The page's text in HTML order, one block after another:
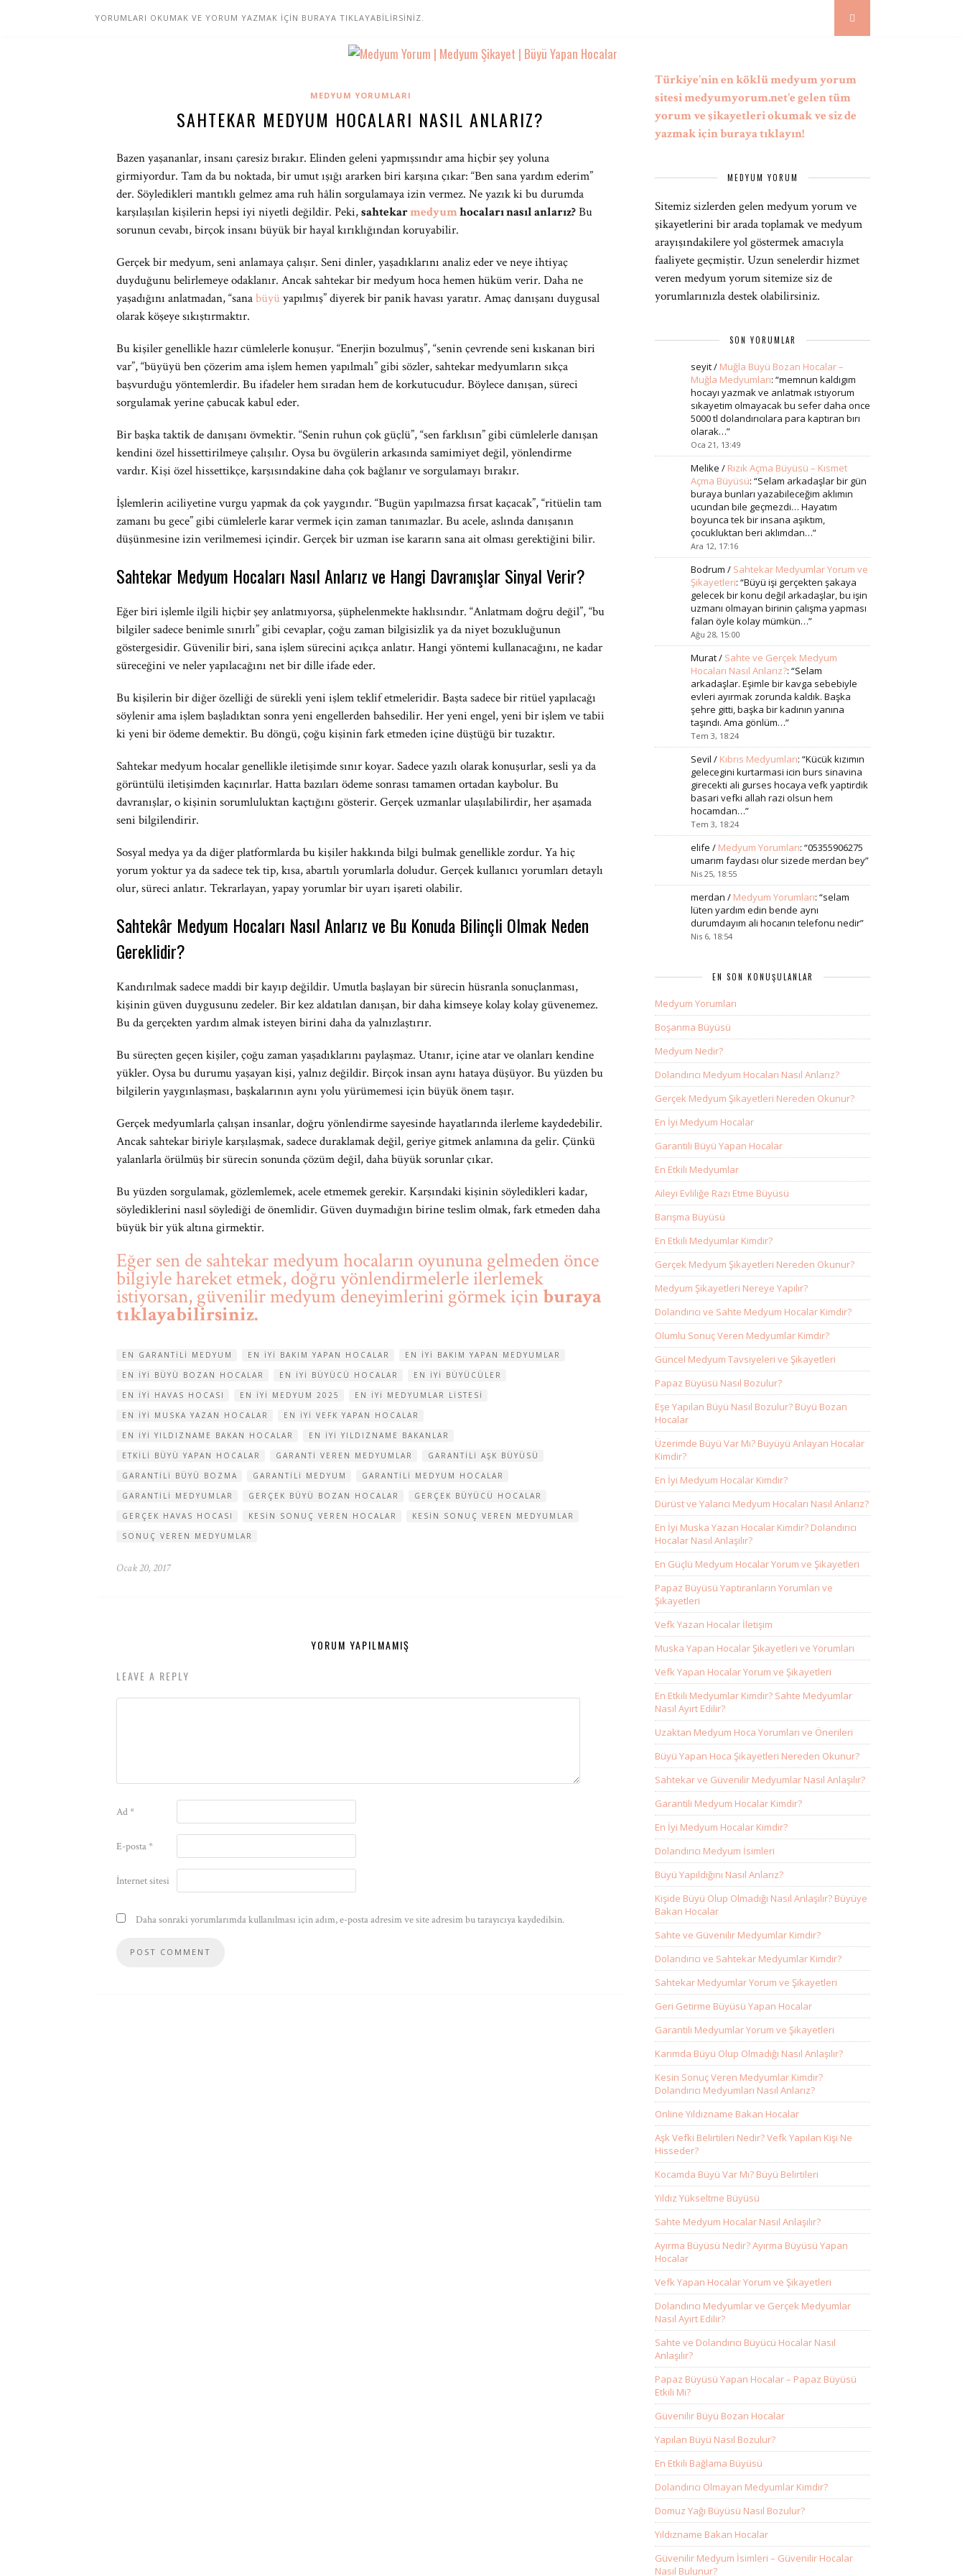
YORUMLARI OKUMAK VE YORUM YAZMAK İÇİN BURAYA TIKLAYABİLİRSİNİZ.
MEDYUM YORUMLARI
SAHTEKAR MEDYUM HOCALARI NASIL ANLARIZ?
Bazen yaşananlar, insanı çaresiz bırakır. Elinden geleni yapmışsındır ama hiçbir şey yoluna
girmiyordur. Tam da bu noktada, bir umut ışığı ararken biri karşına çıkar: “Ben sana yardım ederim”
der. Söyledikleri mantıklı gelmez ama ruh hâlin sorgulamaya izin vermez. Ne yazık ki bu durumda
karşılaşılan kişilerin hepsi iyi niyetli değildir. Peki,sahtekarmedyumhocaları nasıl anlarız?Bu
sorunun cevabı, birçok insanı büyük bir hayal kırıklığından koruyabilir.
Gerçek bir medyum, seni anlamaya çalışır. Seni dinler, yaşadıklarını analiz eder ve neye ihtiyaç
duyduğunu belirlemeye odaklanır. Ancak sahtekar bir medyum hoca hemen hüküm verir. Daha ne
yaşadığını anlatmadan, “sanabüyü yapılmış” diyerek bir panik havası yaratır. Amaç danışanı duygusal
olarak köşeye sıkıştırmaktır.
Bu kişiler genellikle hazır cümlelerle konuşur. “Enerjin bozulmuş”, “senin çevrende seni kıskanan biri
var”, “büyüyü ben çözerim ama işlem hemen yapılmalı” gibi sözler, sahtekar medyumların sıkça
başvurduğu yöntemlerdir. Bu ifadeler hem sıradan hem de korkutucudur. Böylece danışan, süreci
sorgulamak yerine çabucak kabul eder.
Bir başka taktik de danışanı övmektir. “Senin ruhun çok güçlü”, “sen farklısın” gibi cümlelerle danışan
kendini özel hissettirilmeye çalışılır. Oysa bu övgülerin arkasında samimiyet değil, yönlendirme
vardır. Kişi özel hissettikçe, karşısındakine daha çok bağlanır ve sorgulamayı bırakır.
İşlemlerin aciliyetine vurgu yapmak da çok yaygındır. “Bugün yapılmazsa fırsat kaçacak”, “ritüelin tam
zamanı bu gece” gibi cümlelerle karar vermek için zaman tanımazlar. Bu acele, aslında danışanın
düşünmesine izin verilmemesi içindir. Gerçek bir uzman ise kararın sana ait olması gerektiğini bilir.
Sahtekar Medyum Hocaları Nasıl Anlarız ve Hangi Davranışlar Sinyal Verir?
Eğer biri işlemle ilgili hiçbir şey anlatmıyorsa, şüphelenmekte haklısındır. “Anlatmam doğru değil”, “bu
bilgiler sadece benimle sınırlı” gibi cevaplar, çoğu zaman bilgisizlik ya da niyet bozukluğunun
göstergesidir. Güvenilir biri, sana işlem sürecini açıkça anlatır. Hangi yöntemi kullanacağını, ne kadar
süreceğini ve neler yapılacağını net bir dille ifade eder.
Bu kişilerin bir diğer özelliği de sürekli yeni işlem teklif etmeleridir. Başta sadece bir ritüel yapılacağı
söylenir ama işlem başladıktan sonra yeni engellerden bahsedilir. Her yeni engel, yeni bir işlem ve tabii
ki yeni bir ödeme demektir. Bu döngü, çoğu kişinin fark etmeden içine düştüğü bir tuzaktır.
Sahtekar medyum hocalar genellikle iletişimde sınır koyar. Sadece yazılı olarak konuşurlar, sesli ya da
görüntülü iletişimden kaçınırlar. Hatta bazıları ödeme sonrası tamamen ortadan kaybolur. Bu
davranışlar, o kişinin sorumluluktan kaçtığını gösterir. Gerçek uzmanlar ulaşılabilirdir, her aşamada
seni bilgilendirir.
Sosyal medya ya da diğer platformlarda bu kişiler hakkında bilgi bulmak genellikle zordur. Ya hiç
yorum yoktur ya da sadece tek tip, kısa, abartılı yorumlarla doludur. Gerçek kullanıcı yorumları detaylı
olur, süreci anlatır. Tekrarlayan, yapay yorumlar bir uyarı işareti olabilir.
Sahtekâr Medyum Hocaları Nasıl Anlarız ve Bu Konuda Bilinçli Olmak Neden
Gereklidir?
Kandırılmak sadece maddi bir kayıp değildir. Umutla başlayan bir sürecin hüsranla sonuçlanması,
kişinin güven duygusunu zedeler. Bir kez aldatılan danışan, bir daha kimseye kolay kolay güvenemez.
Bu da gerçekten yardım almak isteyen birini daha da yalnızlaştırır.
Bu süreçten geçen kişiler, çoğu zaman yaşadıklarını paylaşmaz. Utanır, içine atar ve olanları kendine
yükler. Oysa bu durumu yaşayan kişi, yalnız değildir. Birçok insan aynı hataya düşüyor. Bu yüzden bu
bilgilerin yaygınlaşması, başkalarının aynı yolu yürümemesi için büyük önem taşır.
Gerçek medyumlarla çalışan insanlar, doğru yönlendirme sayesinde hayatlarında ilerleme kaydedebilir.
Ancak sahtekar biriyle karşılaşmak, sadece duraklamak değil, geriye gitmek anlamına da gelir. Çünkü
yalanlarla örülmüş bir sürecin sonunda çözüm değil, daha büyük sorunlar çıkar.
Bu yüzden sorgulamak, gözlemlemek, acele etmemek gerekir. Karşındaki kişinin söyledikleri kadar,
söylediklerini nasıl söylediği de önemlidir. Güven duymadığın birine teslim olmak, fark etmeden daha
büyük bir yük altına girmektir.
Eğer sen de sahtekar medyum hocaların oyununa gelmeden önce
bilgiyle hareket etmek, doğru yönlendirmelerle ilerlemek
istiyorsan, güvenilir medyum deneyimlerini görmek içinburaya
tıklayabilirsiniz.
EN GARANTILI MEDYUM EN IYI BAKIM YAPAN HOCALAR
EN IYI BAKIM YAPAN MEDYUMLAR
EN IYI BÜYÜ BOZAN HOCALAR
EN IYI BÜYÜCÜ HOCALAR
EN IYI BÜYÜCÜLER
EN IYI HAVAS HOCASI
EN IYI MEDYUM 2025
EN IYI MEDYUMLAR LISTESI
EN IYI MUSKA YAZAN HOCALAR
EN IYI VEFK YAPAN HOCALAR
EN IYI YILDIZNAME BAKAN HOCALAR
EN IYI YILDIZNAME BAKANLAR
ETKILI BÜYÜ YAPAN HOCALAR
GARANTI VEREN MEDYUMLAR
GARANTILI AŞK BÜYÜSÜ
GARANTILI BÜYÜ BOZMA
GARANTILI MEDYUM
GARANTILI MEDYUM HOCALAR
GARANTILI MEDYUMLAR
GERÇEK BÜYÜ BOZAN HOCALAR
GERÇEK BÜYÜCÜ HOCALAR
GERÇEK HAVAS HOCASI
KESIN SONUÇ VEREN HOCALAR
KESIN SONUÇ VEREN MEDYUMLAR
SONUÇ VEREN MEDYUMLAR
Ocak 20, 2017
YORUM YAPILMAMIŞ
LEAVE A REPLY
Ad*
E-posta*
İnternet sitesi
Daha sonraki yorumlarımda kullanılması için adım, e-posta adresim ve site adresim bu tarayıcıya kaydedilsin.
Türkiye'nin en köklü medyum yorum
sitesi medyumyorum.net'e gelen tüm
yorum ve şikayetleri okumak ve siz de
yazmak için buraya tıklayın!
MEDYUM YORUM
Sitemiz sizlerden gelen medyum yorum ve
şikayetlerini bir arada toplamak ve medyum
arayışındakilere yol göstermek amacıyla
faaliyete geçmiştir. Uzun senelerdir hizmet
veren medyum yorum sitemize siz de
yorumlarınızla destek olabilirsiniz.
SON YORUMLAR
seyit/ Muğla Büyü Bozan Hocalar –
Muğla Medyumları: “memnun kaldıgım
hocayı yazmak ve anlatmak ıstıyorum
sıkayetim olmayacak bu sefer daha once
5000 tl dolandırıcılara para kaptıran bırı
olarak…”
Oca 21, 13:49
Melike / Rızık Açma Büyüsü – Kısmet
Açma Büyüsü: “Selam arkadaşlar bir gün
buraya bunları yazabileceğim aklımın
ucundan bile geçmezdi… Hayatım
boyunca tek bir insana aşıktım,
çocukluktan beri aklımdan…”
Ara 12, 17:16
Bodrum / Sahtekar Medyumlar Yorum ve
Şikayetleri: “Büyü işi gerçekten şakaya
gelecek bir konu değil arkadaşlar, bu işin
uzmanı olmayan birinin çalışma yapması
falan öyle kolay mümkün…”
Ağu 28, 15:00
Murat/ Sahte ve Gerçek Medyum
Hocaları Nasıl Anlarız?: “Selam
arkadaşlar. Eşimle bir kavga sebebiyle
evleri ayırmak zorunda kaldık. Başka
şehre gitti, başka bir kadının yanına
taşındı. Ama gönlüm…”
Tem 3, 18:24
Sevil / Kıbrıs Medyumları: “Kücük kızımın
gelecegini kurtarmasi icin burs sinavina
girecekti ali gurses hocaya vefk yaptirdik
basari vefki allah razi olsun hem
hocamdan…”
Tem 3, 18:24
elife / Medyum Yorumları: “05355906275
umarım faydası olur sizede merdan bey”
Nis 25, 18:55
merdan / Medyum Yorumları: “selam
lüten yardım edin bende aynı
durumdayım ali hocanın telefonu nedir”
Nis 6, 18:54
EN SON KONUŞULANLAR
Medyum Yorumları
Boşanma Büyüsü
Medyum Nedir?
Dolandırıcı Medyum Hocaları Nasıl Anlarız?
Gerçek Medyum Şikayetleri Nereden Okunur?
En İyi Medyum Hocalar
Garantili Büyü Yapan Hocalar
En Etkili Medyumlar
Aileyi Evliliğe Razı Etme Büyüsü
Barışma Büyüsü
En Etkili Medyumlar Kimdir?
Gerçek Medyum Şikayetleri Nereden Okunur?
Medyum Şikayetleri Nereye Yapılır?
Dolandırıcı ve Sahte Medyum Hocalar Kimdir?
Olumlu Sonuç Veren Medyumlar Kimdir?
Güncel Medyum Tavsiyeleri ve Şikayetleri
Papaz Büyüsü Nasıl Bozulur?
Eşe Yapılan Büyü Nasıl Bozulur? Büyü Bozan
Hocalar
Üzerimde Büyü Var Mı? Büyüyü Anlayan Hocalar
Kimdir?
En İyi Medyum Hocalar Kimdir?
Dürüst ve Yalancı Medyum Hocaları Nasıl Anlarız?
En İyi Muska Yazan Hocalar Kimdir? Dolandırıcı
Hocalar Nasıl Anlaşılır?
En Güçlü Medyum Hocalar Yorum ve Şikayetleri
Papaz Büyüsü Yaptıranların Yorumları ve
Şikayetleri
Vefk Yazan Hocalar İletişim
Muska Yapan Hocalar Şikayetleri ve Yorumları
Vefk Yapan Hocalar Yorum ve Şikayetleri
En Etkili Medyumlar Kimdir? Sahte Medyumlar
Nasıl Ayırt Edilir?
Uzaktan Medyum Hoca Yorumları ve Önerileri
Büyü Yapan Hoca Şikayetleri Nereden Okunur?
Sahtekar ve Güvenilir Medyumlar Nasıl Anlaşılır?
Garantili Medyum Hocalar Kimdir?
En İyi Medyum Hocalar Kimdir?
Dolandırıcı Medyum İsimleri
Büyü Yapıldığını Nasıl Anlarız?
Kişide Büyü Olup Olmadığı Nasıl Anlaşılır? Büyüye
Bakan Hocalar
Sahte ve Güvenilir Medyumlar Kimdir?
Dolandırıcı ve Sahtekar Medyumlar Kimdir?
Sahtekar Medyumlar Yorum ve Şikayetleri
Geri Getirme Büyüsü Yapan Hocalar
Garantili Medyumlar Yorum ve Şikayetleri
Karımda Büyü Olup Olmadığı Nasıl Anlaşılır?
Kesin Sonuç Veren Medyumlar Kimdir?
Dolandırıcı Medyumları Nasıl Anlarız?
Online Yıldızname Bakan Hocalar
Aşk Vefki Belirtileri Nedir? Vefk Yapılan Kişi Ne
Hisseder?
Kocamda Büyü Var Mı? Büyü Belirtileri
Yıldız Yükseltme Büyüsü
Sahte Medyum Hocalar Nasıl Anlaşılır?
Ayırma Büyüsü Nedir? Ayırma Büyüsü Yapan
Hocalar
Vefk Yapan Hocalar Yorum ve Şikayetleri
Dolandırıcı Medyumlar ve Gerçek Medyumlar
Nasıl Ayırt Edilir?
Sahte ve Dolandırıcı Büyücü Hocalar Nasıl
Anlaşılır?
Papaz Büyüsü Yapan Hocalar – Papaz Büyüsü
Etkili Mi?
Güvenilir Büyü Bozan Hocalar
Yapılan Büyü Nasıl Bozulur?
En Etkili Bağlama Büyüsü
Dolandırıcı Olmayan Medyumlar Kimdir?
Domuz Yağı Büyüsü Nasıl Bozulur?
Yıldızname Bakan Hocalar
Güvenilir Medyum İsimleri – Güvenilir Hocalar
Nasıl Bulunur?